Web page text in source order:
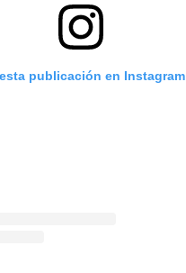
publicación en Instagram